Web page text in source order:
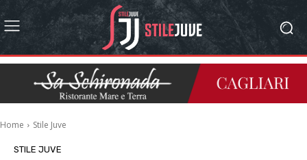
Home Stile Juve
STILE JUVE